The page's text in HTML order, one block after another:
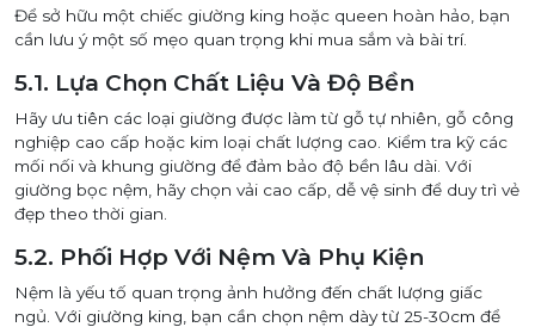
Để sở hữu một chiếc giường king hoặc queen hoàn hảo, bạn
cần lưu ý một số mẹo quan trọng khi mua sắm và bài trí.
5.1. Lựa Chọn Chất Liệu Và Độ Bền
Hãy ưu tiên các loại giường được làm từ gỗ tự nhiên, gỗ công
nghiệp cao cấp hoặc kim loại chất lượng cao. Kiểm tra kỹ các
mối nối và khung giường để đảm bảo độ bền lâu dài. Với
giường bọc nệm, hãy chọn vải cao cấp, dễ vệ sinh để duy trì vẻ
đẹp theo thời gian.
5.2. Phối Hợp Với Nệm Và Phụ Kiện
Nệm là yếu tố quan trọng ảnh hưởng đến chất lượng giấc
ngủ. Với giường king, bạn cần chọn nệm dày từ 25-30cm để